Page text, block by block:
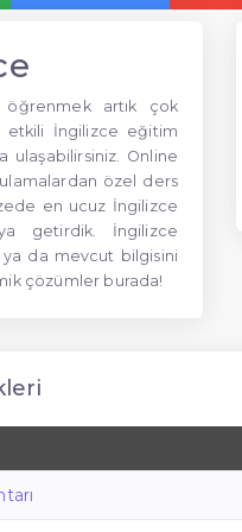
öğrenmek artık çok
etkili İngilizce eğitim
ulaşabilirsiniz. Online
özel ders
en ucuz İngilizce
getirdik. İngilizce
da mevcut bilgisini
çözümler burada!